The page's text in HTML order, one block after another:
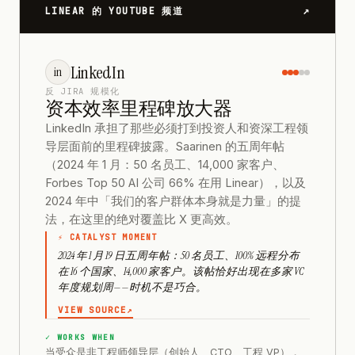
LINEAR 的 YOUTUBE 频道 ↗
in LinkedIn
反 JIRA 规模化
资本效率里程碑放大器
LinkedIn 承担了那些必须打到投资人和资深工程领
导层面前的里程碑披露。Saarinen 的五周年帖
（2024 年 1 月：50 名员工、14,000 家客户、
Forbes Top 50 AI 公司 66% 在用 Linear），以及
2024 年中「我们的客户群体本身就是力量」的提
法，在这里的绝对覆盖比 X 更高效。
⚡ CATALYST MOMENT
2024 年 1 月 19 日五周年帖：50 名员工、100% 远程分布
在 16 个国家、14,000 家客户。该帖恰好出现在多家 VC
年度规划周——时机不是巧合。
VIEW SOURCE ↗
✓ WORKS WHEN
当受众是非工程师领导层（创始人、CTO、工程 VP），